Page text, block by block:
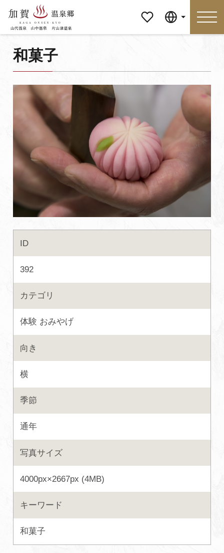
ージ
おすすめの過ごし方
見どころ 食べる
おみやげ イベント
泊まる アクセス
マイページ
加賀に泊まって！北陸巡り♪
ご当地グルメ
加賀 旅先納税
FAQ
Language
パンフレットダウンロード
よくあるご質問・お問い合わせ
プライバシーポリシー
和菓子
ID
392
カテゴリ
体験 おみやげ
向き
横
季節
通年
写真サイズ
4000px×2667px (4MB)
キーワード
和菓子